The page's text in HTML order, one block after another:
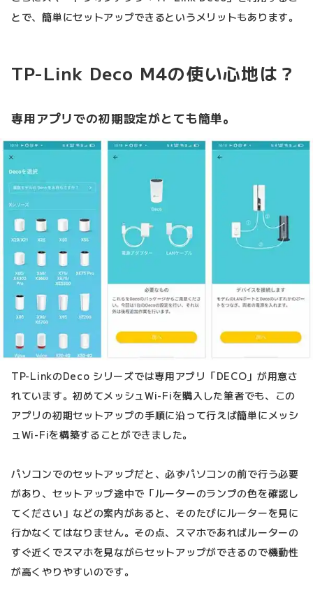
とで、簡単にセットアップできるというメリットもあります。
TP-Link Deco M4の使い心地は？
専用アプリでの初期設定がとても簡単。
TP-LinkのDeco シリーズでは専用アプリ「DECO」が用意さ
れています。初めてメッシュWi-Fiを購入した筆者でも、この
アプリの初期セットアップの手順に沿って行えば簡単にメッシ
ュWi-Fiを構築することができました。
パソコンでのセットアップだと、必ずパソコンの前で行う必要
があり、セットアップ途中で「ルーターのランプの色を確認し
てください」などの案内があると、そのたびにルーターを見に
行かなくてはなりません。その点、スマホであればルーターの
すぐ近くでスマホを見ながらセットアップができるので機動性
が高くやりやすいのです。